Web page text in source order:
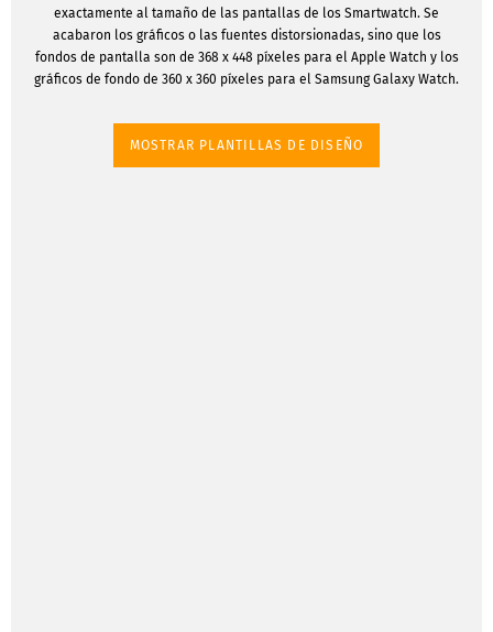
exactamente al tamaño de las pantallas de los Smartwatch. Se
acabaron los gráficos o las fuentes distorsionadas, sino que los
fondos de pantalla son de 368 x 448 píxeles para el Apple Watch y los
gráficos de fondo de 360 x 360 píxeles para el Samsung Galaxy Watch.
MOSTRAR PLANTILLAS DE DISEÑO